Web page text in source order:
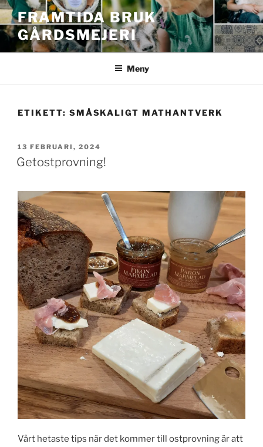
Hoppa
till
innehåll
FRAMTIDA BRUK
GÅRDSMEJERI
Meny
ETIKETT: SMÅSKALIGT MATHANTVERK
PUBLICERAT
13 FEBRUARI, 2024
Getostprovning!
Vårt hetaste tips när det kommer till ostprovning är att